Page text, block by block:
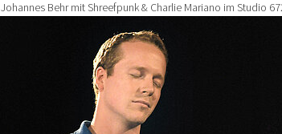
Johannes Behr mit Shreefpunk & Charlie Mariano im Studio